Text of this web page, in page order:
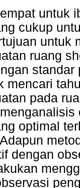
untuk
cukup
untuk
ruang
mencari
pada
optimal
dengan